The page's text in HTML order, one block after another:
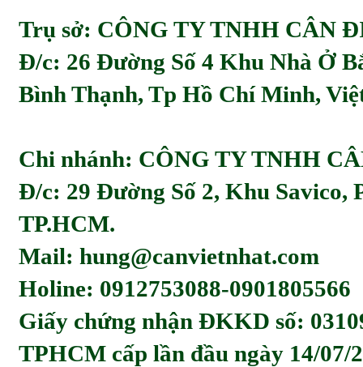
Trụ sở: CÔNG TY TNHH CÂN
Đ/c: 26 Đường Số 4 Khu Nhà Ở
Bình Thạnh, Tp Hồ Chí Minh,
Chi nhánh: CÔNG TY TNHH
Đ/c: 29 Đường Số 2, Khu Savico,
TP.HCM.
Mail: hung@canvietnhat.com
Holine: 0912753088-0901805566
Giấy chứng nhận ĐKKD số:
TPHCM cấp lần đầu ngày 14/07/